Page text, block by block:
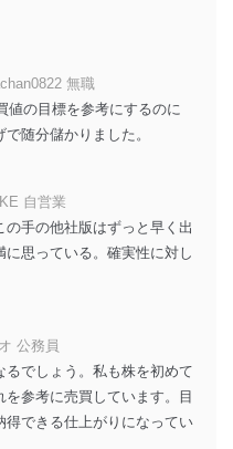
無職
値の目標を参考にするのに
随分儲かりました。
自営業
手の他社版はずっと早く出
思っている。確実性に対し
公務員
るでしょう。私も株を初めて
を参考に売買しています。目
できる仕上がりになってい